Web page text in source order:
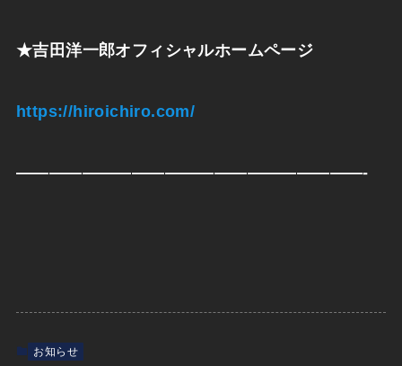
★吉田洋一郎オフィシャルホームページ
https://hiroichiro.com/
—————————————————————-
お知らせ